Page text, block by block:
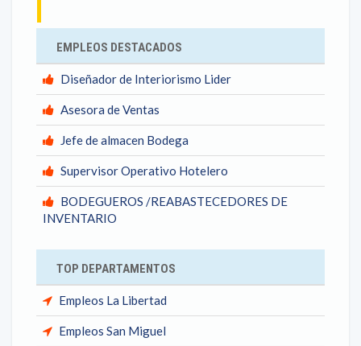
EMPLEOS DESTACADOS
Diseñador de Interiorismo Lider
Asesora de Ventas
Jefe de almacen Bodega
Supervisor Operativo Hotelero
BODEGUEROS /REABASTECEDORES DE
INVENTARIO
TOP DEPARTAMENTOS
Empleos La Libertad
Empleos San Miguel